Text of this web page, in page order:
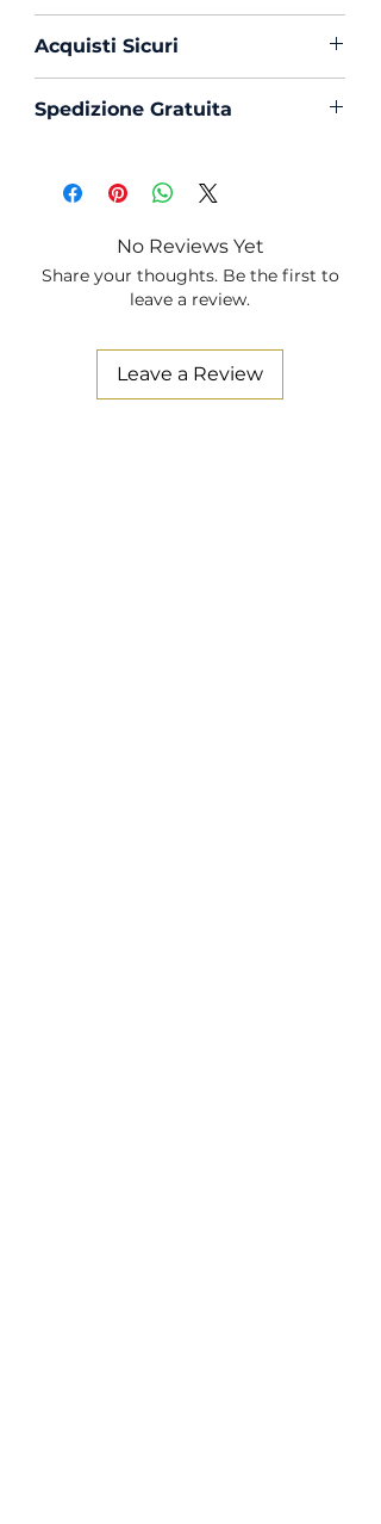
Collo : Francese con
Portastecche
Polso :Tondo
Produzione :
100% Made in
Trattamento :Lavaggio
Profumato e Ammorbidente
Acquisti Sicuri
sicurezza con PayPal o Bonifico
Spedizione Gratuita
Gratuita
No Reviews Yet
Share your thoughts. Be the first to
leave a review.
Leave a Review